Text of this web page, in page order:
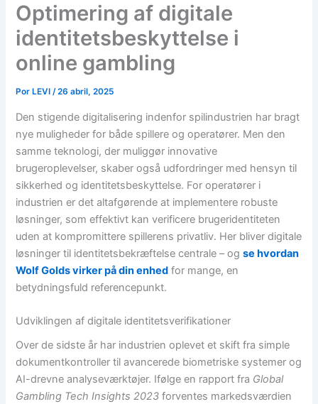
Optimering af digitale
identitetsbeskyttelse i
online gambling
Por LEVI/26 abril, 2025
Den stigende digitalisering indenfor spilindustrien har bragt
nye muligheder for både spillere og operatører. Men den
samme teknologi, der muliggør innovative
brugeroplevelser, skaber også udfordringer med hensyn til
sikkerhed og identitetsbeskyttelse. For operatører i
industrien er det altafgørende at implementere robuste
løsninger, som effektivt kan verificere brugeridentiteten
uden at kompromittere spillerens privatliv. Her bliver digitale
løsninger til identitetsbekræftelse centrale – ogse hvordan
Wolf Golds virker på din enhed for mange, en
betydningsfuld referencepunkt.
Udviklingen af digitale identitetsverifikationer
Over de sidste år har industrien oplevet et skift fra simple
dokumentkontroller til avancerede biometriske systemer og
AI-drevne analyseværktøjer. Ifølge en rapport fra Global
Gambling Tech Insights 2023 forventes markedsværdien